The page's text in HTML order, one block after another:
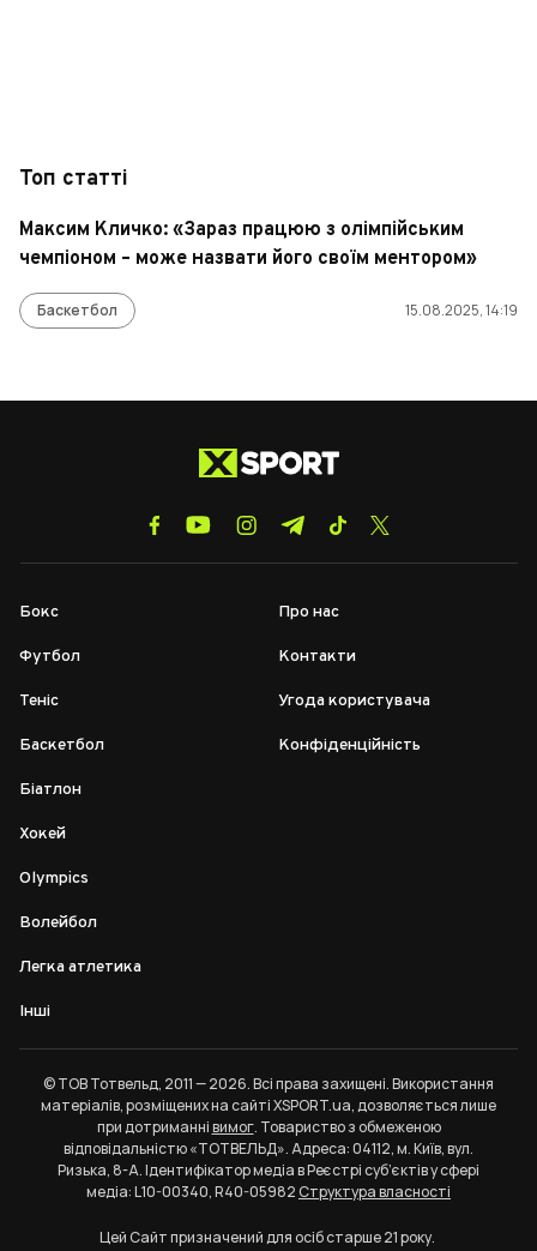
Топ статті
Максим Кличко: «Зараз працюю з олімпійським
чемпіоном – може назвати його своїм ментором»
Баскетбол 15.08.2025, 14:19
Бокс
Футбол
Теніс
Баскетбол
Біатлон
Хокей
Olympics
Волейбол
Легка атлетика
Інші
Про нас
Контакти
Угода користувача
Конфіденційність
© ТОВ Тотвельд, 2011 — 2026. Всі права захищені. Використання
матеріалів, розміщених на сайті XSPORT.ua, дозволяється лише
при дотриманнівимог. Товариство з обмеженою
відповідальністю «ТОТВЕЛЬД». Адреса: 04112, м. Київ, вул.
Ризька, 8-А. Ідентифікатор медіа в Реєстрі суб’єктів у сфері
медіа: L10-00340, R40-05982Структура власності
Цей Сайт призначений для осіб старше 21 року.